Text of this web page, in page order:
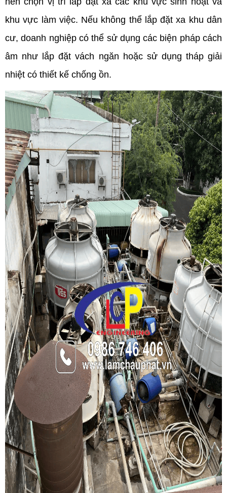
khu vực làm việc. Nếu không thể lắp đặt xa khu dân
cư, doanh nghiệp có thể sử dụng các biện pháp cách
âm như lắp đặt vách ngăn hoặc sử dụng tháp giải
nhiệt có thiết kế chống ồn.